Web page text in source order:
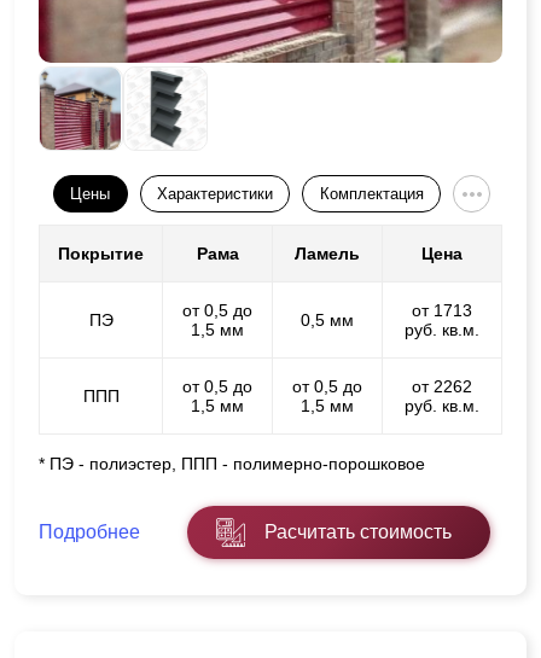
Цены Характеристики Комплектация
Покрытие Рама Ламель Цена
ПЭ
от 0,5 до
1,5 мм
0,5 мм
от 1713
руб. кв.м.
ППП
от 0,5 до
1,5 мм
от 0,5 до
1,5 мм
от 2262
руб. кв.м.
* ПЭ - полиэстер, ППП - полимерно-порошковое
Подробнее Расчитать стоимость